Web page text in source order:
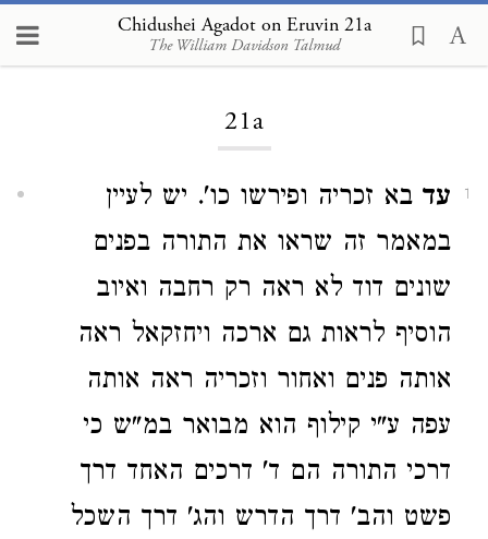
Chidushei Agadot on Eruvin 21a
The William Davidson Talmud
Loading...
21a
1 עד בא זכריה ופירשו כו'. יש לעיין
במאמר זה שראו את התורה בפנים
שונים דוד לא ראה רק רחבה ואיוב
הוסיף לראות גם ארכה ויחזקאל ראה
אותה פנים ואחור וזכריה ראה אותה
עפה ע"י קילוף הוא מבואר במ"ש כי
דרכי התורה הם ד' דרכים האחד דרך
פשט והב' דרך הדרש והג' דרך השכל